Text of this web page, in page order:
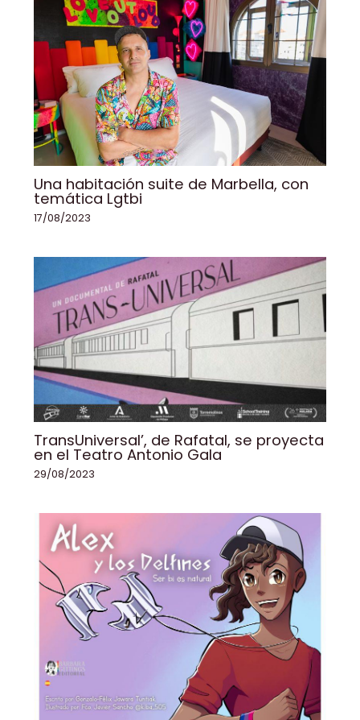
Una habitación suite de Marbella, con
temática Lgtbi
17/08/2023
TransUniversal’, de Rafatal, se proyecta
en el Teatro Antonio Gala
29/08/2023